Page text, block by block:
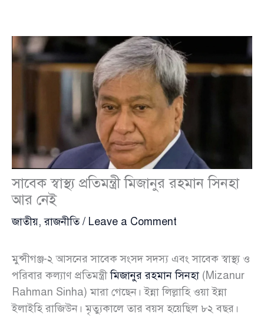
সাবেক স্বাস্থ্য প্রতিমন্ত্রী মিজানুর রহমান সিনহা
আর নেই
জাতীয়,রাজনীতি/ Leave a Comment
মুন্সীগঞ্জ-২ আসনের সাবেক সংসদ সদস্য এবং সাবেক স্বাস্থ্য ও
পরিবার কল্যাণ প্রতিমন্ত্রীমিজানুর রহমান সিনহা (Mizanur
Rahman Sinha) মারা গেছেন। ইন্না লিল্লাহি ওয়া ইন্না
ইলাইহি রাজিউন। মৃত্যুকালে তার বয়স হয়েছিল ৮২ বছর।